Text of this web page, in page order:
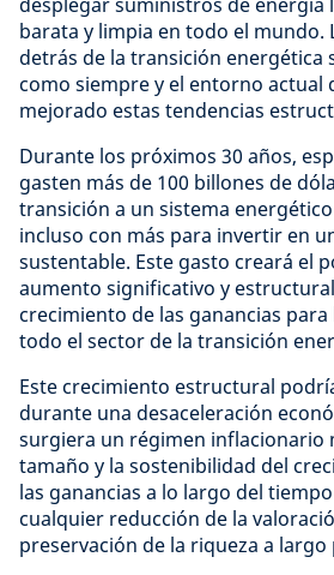
barata y limpia en todo el mundo.
detrás de la transición energética
como siempre y el entorno actual
mejorado estas tendencias
Durante los próximos 30 años,
gasten más de 100 billones de
transición a un sistema
incluso con más para invertir en
sustentable. Este gasto creará el
aumento significativo y
crecimiento de las ganancias para
todo el sector de la transición
Este crecimiento estructural
durante una desaceleración
surgiera un régimen inflacionario
tamaño y la sostenibilidad del
las ganancias a lo largo del
cualquier reducción de la
preservación de la riqueza a largo